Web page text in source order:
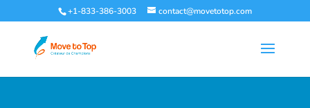
+1-833-386-3003 contact@movetotop.com